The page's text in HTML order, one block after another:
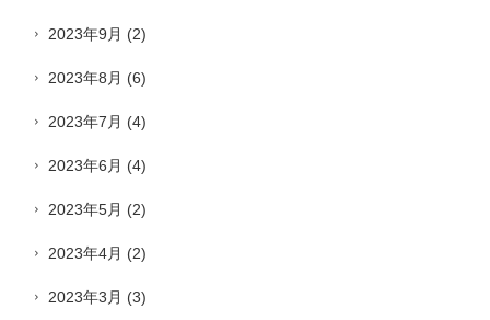
2023年9月 (2)
2023年8月 (6)
2023年7月 (4)
2023年6月 (4)
2023年5月 (2)
2023年4月 (2)
2023年3月 (3)